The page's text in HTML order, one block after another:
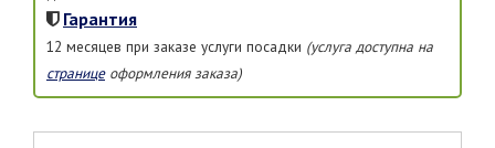
Гарантия
12 месяцев при заказе услуги посадки (услуга доступна на
страницеоформления заказа)